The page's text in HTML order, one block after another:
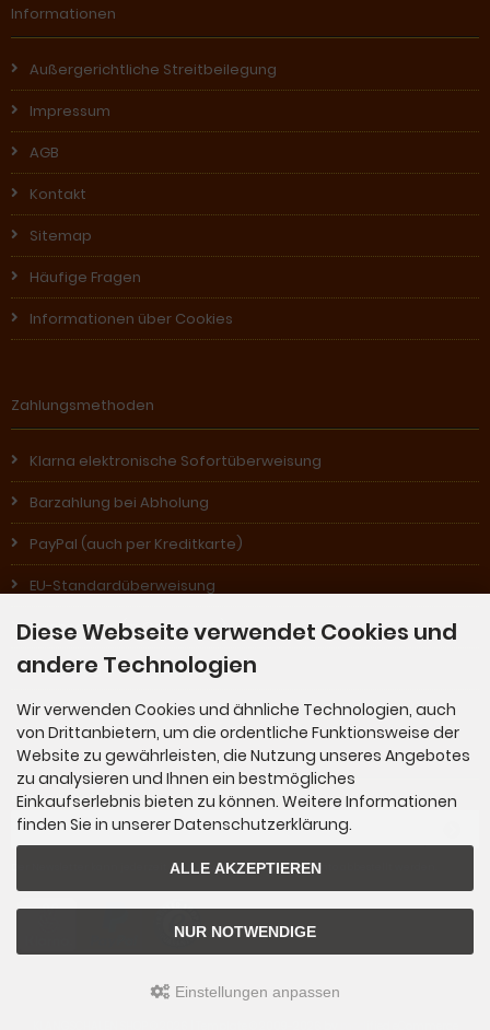
Informationen
Außergerichtliche Streitbeilegung
Impressum
AGB
Kontakt
Sitemap
Häufige Fragen
Informationen über Cookies
Zahlungsmethoden
Klarna elektronische Sofortüberweisung
Barzahlung bei Abholung
PayPal (auch per Kreditkarte)
EU-Standardüberweisung
Nachnahme (in Österreich)
Rechnung (für Stammkunden)
Newsletter-Anmeldung
E-Mail-Adresse:
Der Newsletter kann jederzeit hier oder in Ihrem Kundenkonto abbestellt werden.
Diese Webseite verwendet Cookies und
andere Technologien
Wir verwenden Cookies und ähnliche Technologien, auch
von Drittanbietern, um die ordentliche Funktionsweise der
Website zu gewährleisten, die Nutzung unseres Angebotes
zu analysieren und Ihnen ein bestmögliches
Einkaufserlebnis bieten zu können. Weitere Informationen
finden Sie in unserer Datenschutzerklärung.
ALLE AKZEPTIEREN
NUR NOTWENDIGE
Einstellungen anpassen